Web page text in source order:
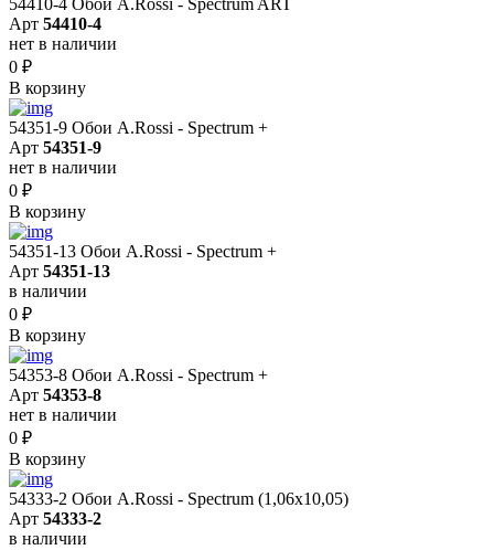
Арт 54410-4
нет в наличии
0 ₽
В корзину
54351-9 Обои A.Rossi - Spectrum +
Арт 54351-9
нет в наличии
0 ₽
В корзину
54351-13 Обои A.Rossi - Spectrum +
Арт 54351-13
в наличии
0 ₽
В корзину
54353-8 Обои A.Rossi - Spectrum +
Арт 54353-8
нет в наличии
0 ₽
В корзину
54333-2 Обои A.Rossi - Spectrum (1,06x10,05)
Арт 54333-2
в наличии